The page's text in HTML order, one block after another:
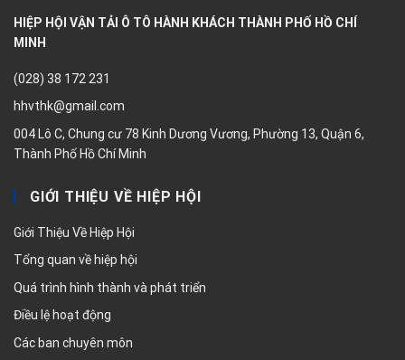
HIỆP HỘI VẬN TẢI Ô TÔ HÀNH KHÁCH THÀNH PHỐ HỒ CHÍ
MINH
(028) 38 172 231
hhvthk@gmail.com
004 Lô C, Chung cư 78 Kinh Dương Vương, Phường 13, Quận 6,
Thành Phố Hồ Chí Minh
GIỚI THIỆU VỀ HIỆP HỘI
Giới Thiệu Về Hiệp Hội
Tổng quan về hiệp hội
Quá trình hình thành và phát triển
Điều lệ hoạt động
Các ban chuyên môn